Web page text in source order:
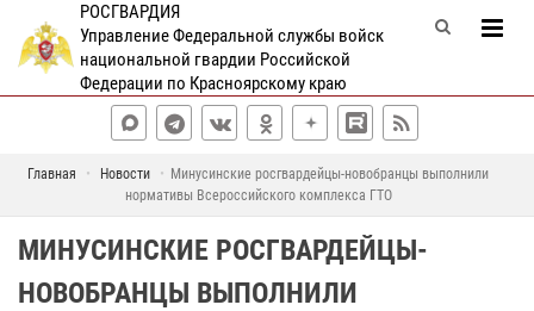
РОСГВАРДИЯ
Управление Федеральной службы войск
национальной гвардии Российской
Федерации по Красноярскому краю
Главная Новости
Минусинские росгвардейцы-новобранцы выполнили
нормативы Всероссийского комплекса ГТО
МИНУСИНСКИЕ РОСГВАРДЕЙЦЫ-
НОВОБРАНЦЫ ВЫПОЛНИЛИ